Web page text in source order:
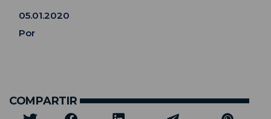
05.01.2020
Por
COMPARTIR